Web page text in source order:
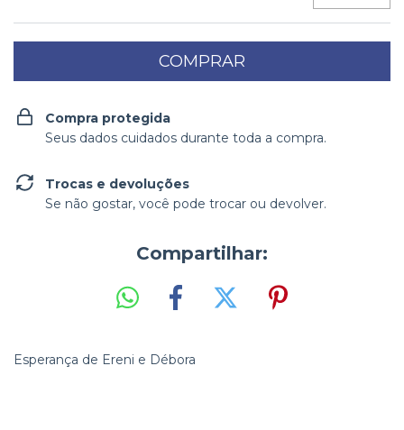
Compra protegida
Seus dados cuidados durante toda a compra.
Trocas e devoluções
Se não gostar, você pode trocar ou devolver.
Compartilhar:
Esperança de Ereni e Débora